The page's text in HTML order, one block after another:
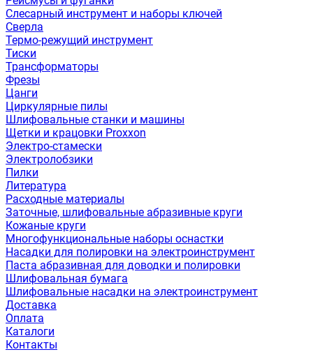
Слесарный инструмент и наборы ключей
Сверла
Термо-режущий инструмент
Тиски
Трансформаторы
Фрезы
Цанги
Циркулярные пилы
Шлифовальные станки и машины
Щетки и крацовки Proxxon
Электро-стамески
Электролобзики
Пилки
Литература
Расходные материалы
Заточные, шлифовальные абразивные круги
Кожаные круги
Многофункциональные наборы оснастки
Насадки для полировки на электроинструмент
Паста абразивная для доводки и полировки
Шлифовальная бумага
Шлифовальные насадки на электроинструмент
Доставка
Оплата
Каталоги
Контакты